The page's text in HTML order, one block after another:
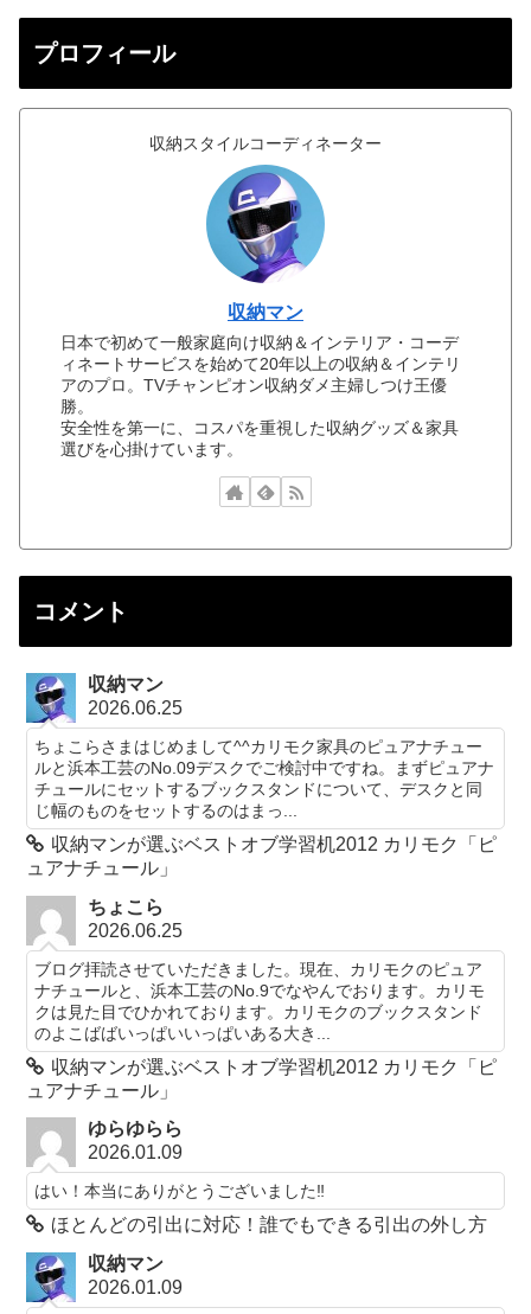
プロフィール
収納スタイルコーディネーター
収納マン
日本で初めて一般家庭向け収納＆インテリア・コーデ
ィネートサービスを始めて20年以上の収納＆インテリ
アのプロ。TVチャンピオン収納ダメ主婦しつけ王優
勝。
安全性を第一に、コスパを重視した収納グッズ＆家具
選びを心掛けています。
コメント
収納マン
2026.06.25
ちょこらさまはじめまして^^カリモク家具のピュアナチュー
ルと浜本工芸のNo.09デスクでご検討中ですね。まずピュアナ
チュールにセットするブックスタンドについて、デスクと同
じ幅のものをセットするのはまっ...
収納マンが選ぶベストオブ学習机2012 カリモク「ピ
ュアナチュール」
ちょこら
2026.06.25
ブログ拝読させていただきました。現在、カリモクのピュア
ナチュールと、浜本工芸のNo.9でなやんでおります。カリモ
クは見た目でひかれております。カリモクのブックスタンド
のよこばばいっぱいいっぱいある大き...
収納マンが選ぶベストオブ学習机2012 カリモク「ピ
ュアナチュール」
ゆらゆらら
2026.01.09
はい！本当にありがとうございました‼️
ほとんどの引出に対応！誰でもできる引出の外し方
収納マン
2026.01.09